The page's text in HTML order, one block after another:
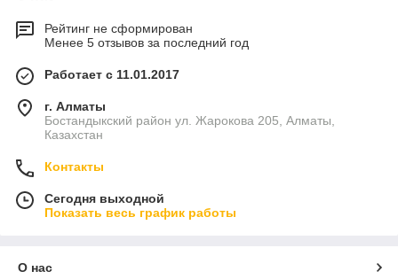
Рейтинг не сформирован
Менее 5 отзывов за последний год
Работает с 11.01.2017
г. Алматы
Бостандыкский район ул. Жарокова 205, Алматы,
Казахстан
Контакты
Сегодня выходной
Показать весь график работы
О нас